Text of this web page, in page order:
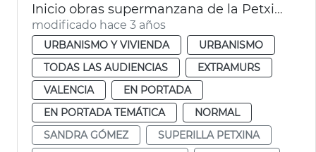
Inicio obras supermanzana de la Petxina
modificado hace 3 años
URBANISMO Y VIVIENDA
URBANISMO
TODAS LAS AUDIENCIAS
EXTRAMURS
VALENCIA
EN PORTADA
EN PORTADA TEMÁTICA
NORMAL
SANDRA GÓMEZ
SUPERILLA PETXINA